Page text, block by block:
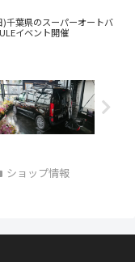
千葉県のスーパーオートバ
イベント開催
ショップ情報